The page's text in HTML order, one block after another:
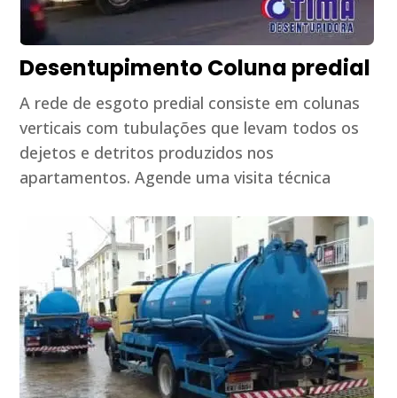
Desentupimento Coluna predial
A rede de esgoto predial consiste em colunas
verticais com tubulações que levam todos os
dejetos e detritos produzidos nos
apartamentos. Agende uma visita técnica